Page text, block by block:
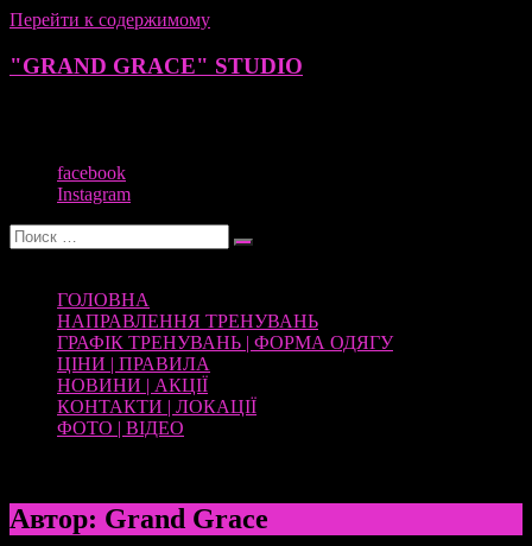
Перейти к содержимому
"GRAND GRACE" STUDIO
facebook
Instagram
ГОЛОВНА
НАПРАВЛЕННЯ ТРЕНУВАНЬ
ГРАФІК ТРЕНУВАНЬ | ФОРМА ОДЯГУ
ЦІНИ | ПРАВИЛА
НОВИНИ | АКЦІЇ
КОНТАКТИ | ЛОКАЦІЇ
ФОТО | ВІДЕО
Автор: Grand Grace